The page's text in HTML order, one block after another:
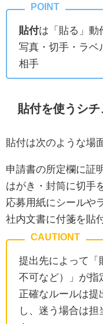
貼付は「貼る」動
写真・切手・ラベ
相手
貼付を使うシ
貼付は次のような場
申請書の所定欄に証
はがき・封筒に切手
応募用紙にシールや
社内文書に付箋を貼
提出先によって「
不可など）」が指
正確なルールは提
し、迷う場合は